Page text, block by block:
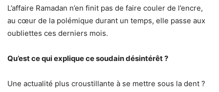
L’affaire Ramadan n’en finit pas de faire couler de l’encre,
au cœur de la polémique durant un temps, elle passe aux
oubliettes ces derniers mois.
Qu’est ce qui explique ce soudain désintérêt ?
Une actualité plus croustillante à se mettre sous la dent ?